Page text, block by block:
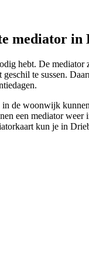
mediator in
hebt. De
te sussen.
de woonwijk
een mediator
kun je in